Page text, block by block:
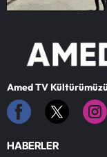
Amed TV
HABERLER